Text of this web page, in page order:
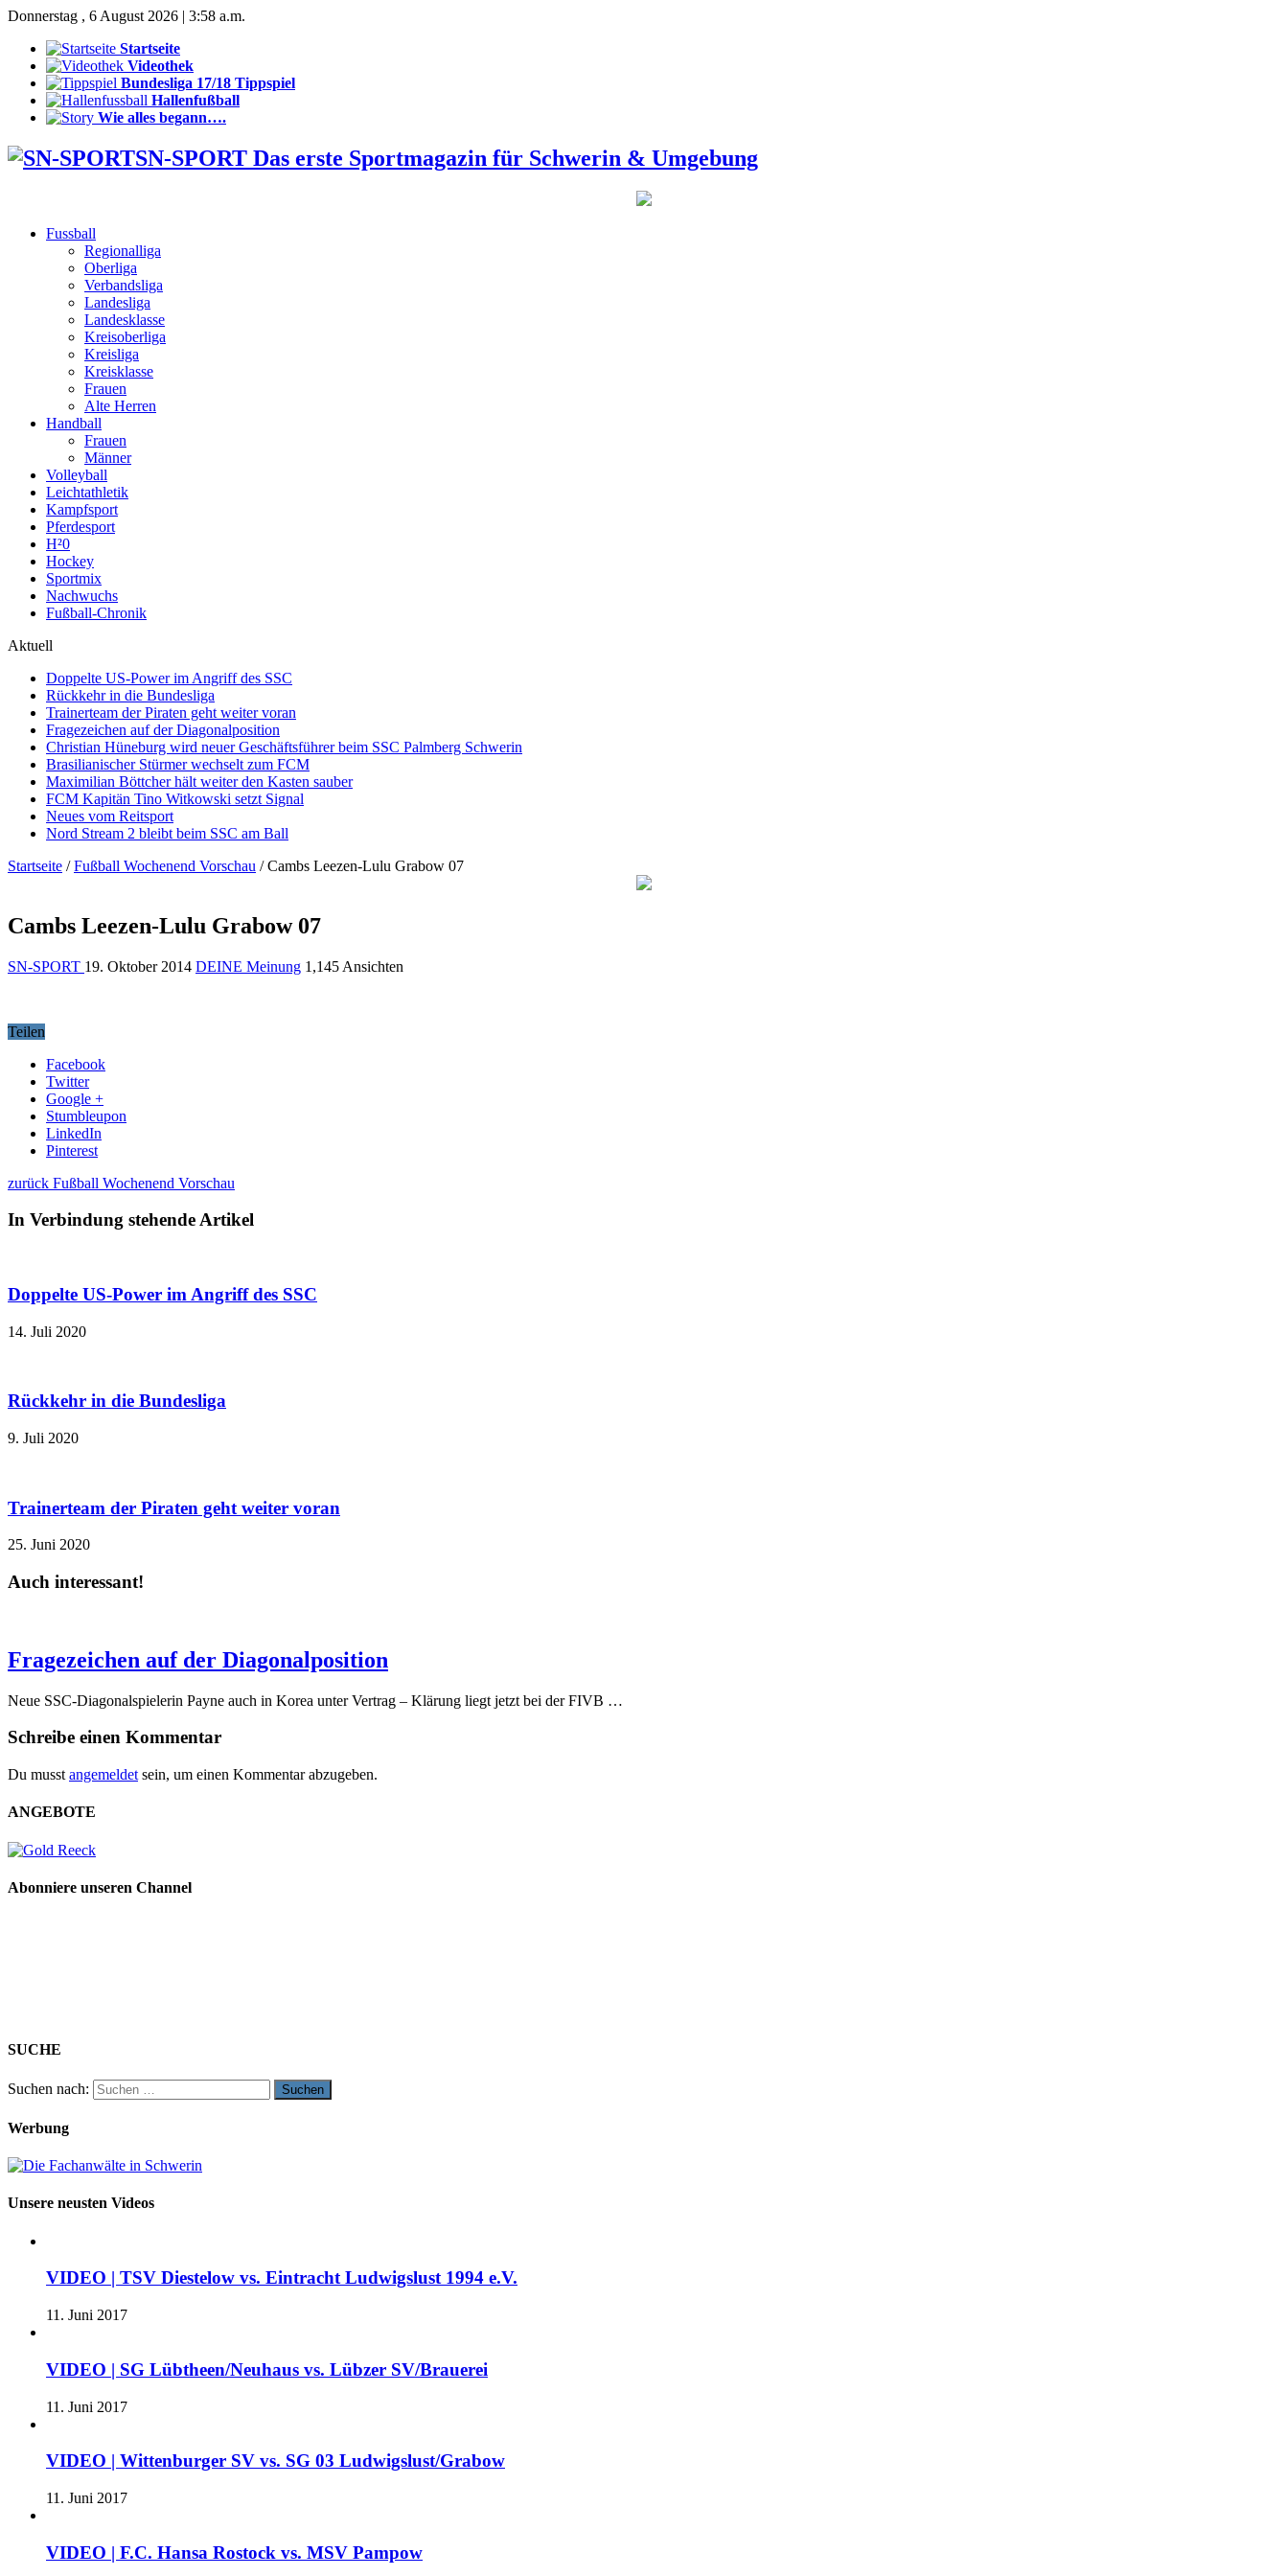
Donnerstag , 6 August 2026 | 3:58 a.m.
Startseite
Videothek
Bundesliga 17/18 Tippspiel
Hallenfußball
Wie alles begann….
SN-SPORT Das erste Sportmagazin für Schwerin & Umgebung
Fussball
Regionalliga
Oberliga
Verbandsliga
Landesliga
Landesklasse
Kreisoberliga
Kreisliga
Kreisklasse
Frauen
Alte Herren
Handball
Frauen
Männer
Volleyball
Leichtathletik
Kampfsport
Pferdesport
H²0
Hockey
Sportmix
Nachwuchs
Fußball-Chronik
Aktuell
Doppelte US-Power im Angriff des SSC
Rückkehr in die Bundesliga
Trainerteam der Piraten geht weiter voran
Fragezeichen auf der Diagonalposition
Christian Hüneburg wird neuer Geschäftsführer beim SSC Palmberg Schwerin
Brasilianischer Stürmer wechselt zum FCM
Maximilian Böttcher hält weiter den Kasten sauber
FCM Kapitän Tino Witkowski setzt Signal
Neues vom Reitsport
Nord Stream 2 bleibt beim SSC am Ball
Startseite / Fußball Wochenend Vorschau / Cambs Leezen-Lulu Grabow 07
Cambs Leezen-Lulu Grabow 07
SN-SPORT 19. Oktober 2014 DEINE Meinung 1,145 Ansichten
Teilen
Facebook
Twitter
Google +
Stumbleupon
LinkedIn
Pinterest
zurück Fußball Wochenend Vorschau
In Verbindung stehende Artikel
Doppelte US-Power im Angriff des SSC
14. Juli 2020
Rückkehr in die Bundesliga
9. Juli 2020
Trainerteam der Piraten geht weiter voran
25. Juni 2020
Auch interessant!
Fragezeichen auf der Diagonalposition
Neue SSC-Diagonalspielerin Payne auch in Korea unter Vertrag – Klärung liegt jetzt bei der FIVB …
Schreibe einen Kommentar
Du musst angemeldet sein, um einen Kommentar abzugeben.
ANGEBOTE
Abonniere unseren Channel
SUCHE
Suchen nach:
Werbung
Unsere neusten Videos
VIDEO | TSV Diestelow vs. Eintracht Ludwigslust 1994 e.V.
11. Juni 2017
VIDEO | SG Lübtheen/Neuhaus vs. Lübzer SV/Brauerei
11. Juni 2017
VIDEO | Wittenburger SV vs. SG 03 Ludwigslust/Grabow
11. Juni 2017
VIDEO | F.C. Hansa Rostock vs. MSV Pampow